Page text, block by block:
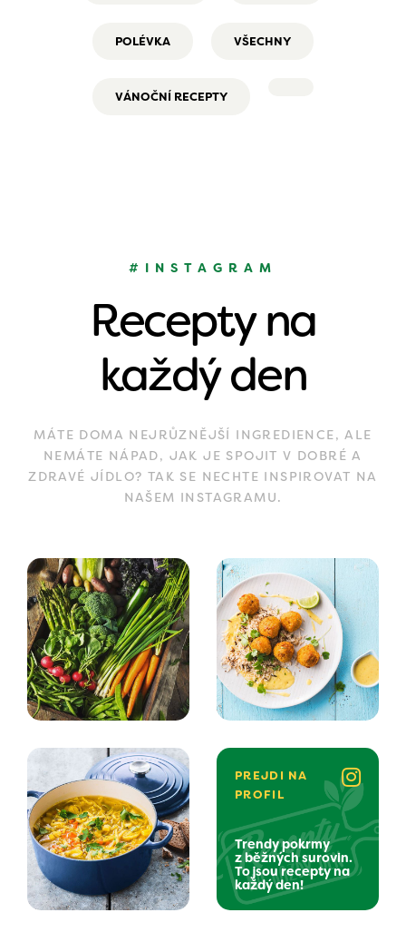
POLÉVKA VŠECHNY
VÁNOČNÍ RECEPTY
#INSTAGRAM
Recepty na
každý den
MÁTE DOMA NEJRŮZNĚJŠÍ INGREDIENCE, ALE
NEMÁTE NÁPAD, JAK JE SPOJIT V DOBRÉ A
ZDRAVÉ JÍDLO? TAK SE NECHTE INSPIROVAT NA
NAŠEM INSTAGRAMU.
PREJDI NA
PROFIL
Trendy pokrmy
z běžných surovin.
To jsou recepty na
každý den!